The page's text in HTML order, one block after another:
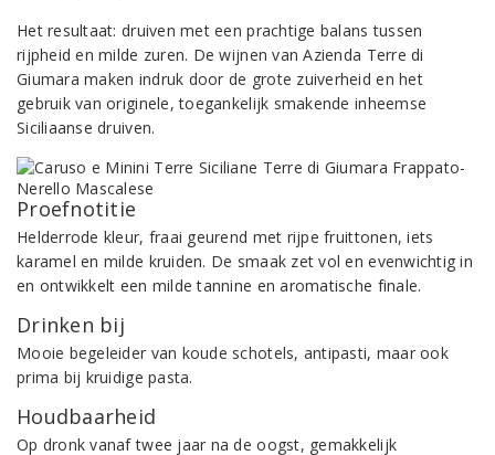
Het resultaat: druiven met een prachtige balans tussen
rijpheid en milde zuren. De wijnen van Azienda Terre di
Giumara maken indruk door de grote zuiverheid en het
gebruik van originele, toegankelijk smakende inheemse
Siciliaanse druiven.
Proefnotitie
Helderrode kleur, fraai geurend met rijpe fruittonen, iets
karamel en milde kruiden. De smaak zet vol en evenwichtig in
en ontwikkelt een milde tannine en aromatische finale.
Drinken bij
Mooie begeleider van koude schotels, antipasti, maar ook
prima bij kruidige pasta.
Houdbaarheid
Op dronk vanaf twee jaar na de oogst, gemakkelijk